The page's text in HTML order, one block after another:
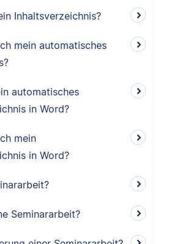
Inhaltsverzeichnis?
mein automatisches
automatisches
in Word?
mein
in Word?
Seminararbeit?